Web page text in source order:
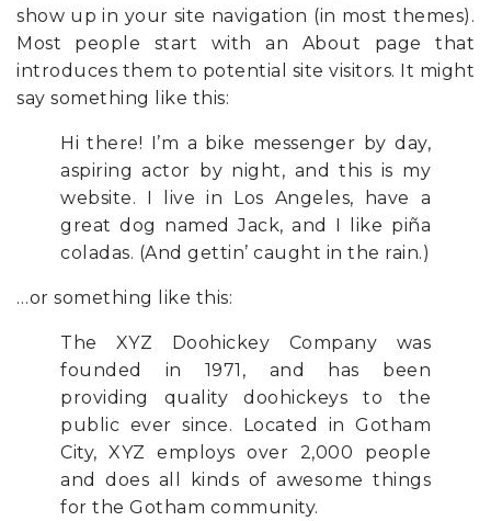
show up in your site navigation (in most themes).
Most people start with an About page that
introduces them to potential site visitors. It might
say something like this:
Hi there! I’m a bike messenger by day,
aspiring actor by night, and this is my
website. I live in Los Angeles, have a
great dog named Jack, and I like piña
coladas. (And gettin’ caught in the rain.)
…or something like this:
The XYZ Doohickey Company was
founded in 1971, and has been
providing quality doohickeys to the
public ever since. Located in Gotham
City, XYZ employs over 2,000 people
and does all kinds of awesome things
for the Gotham community.